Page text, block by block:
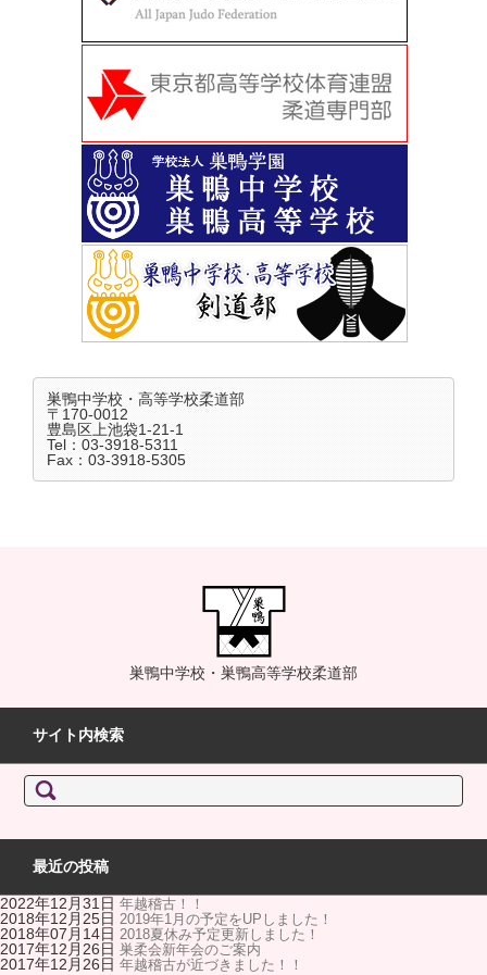
巣鴨中学校・高等学校柔道部
〒170-0012
豊島区上池袋1-21-1
Tel：03-3918-5311
Fax：03-3918-5305
巣鴨中学校・巣鴨高等学校柔道部
サイト内検索
検索:
最近の投稿
2022年12月31日 年越稽古！！
2018年12月25日 2019年1月の予定をUPしました！
2018年07月14日 2018夏休み予定更新しました！
2017年12月26日 巣柔会新年会のご案内
2017年12月26日 年越稽古が近づきました！！